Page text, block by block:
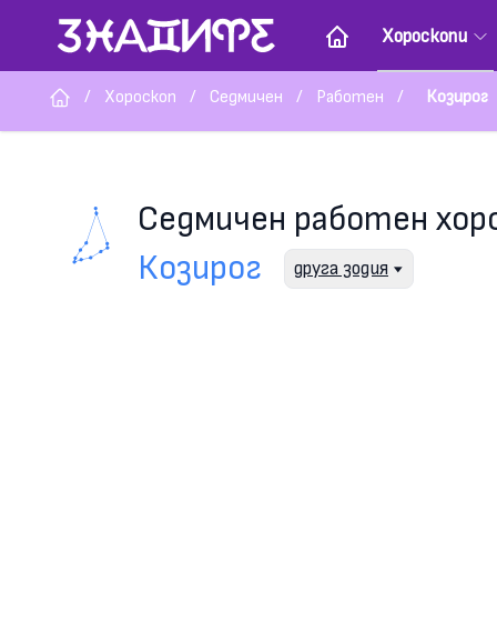
Хороскопи
/ Хороскоп / Седмичен / Работен / Козирог
Седмичен работен
Козирог
друга зодия